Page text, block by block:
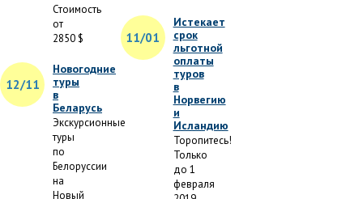
Стоимость
от
2850 $
12/11
Новогодние
туры
в
Беларусь
Экскурсионные
туры
по
Белоруссии
на
Новый
11/01
Истекает
срок
льготной
оплаты
туров
в
Норвегию
и
Исландию
Торопитесь!
Только
до 1
февраля